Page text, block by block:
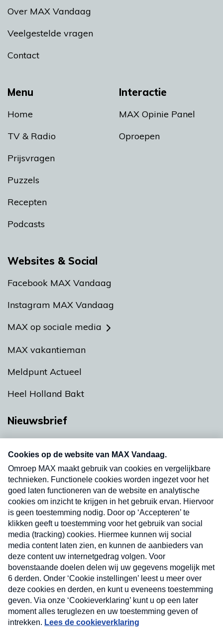
Menu
Home
TV & Radio
Prijsvragen
Puzzels
Recepten
Podcasts
Interactie
MAX Opinie Panel
Oproepen
Over MAX Vandaag
Veelgestelde vragen
Contact
Websites & Social
Facebook MAX Vandaag
Instagram MAX Vandaag
MAX op sociale media
MAX vakantieman
Meldpunt Actueel
Heel Holland Bakt
Nieuwsbrief
nieuwsbrief. Elke vrijdag- en dinsdagochtend in
uw mailbox.
Verzend
Nieuwsbrief
Neem hier een gratis abonnement op onze
nieuwsbrief. Elke vrijdag- en dinsdagochtend in uw